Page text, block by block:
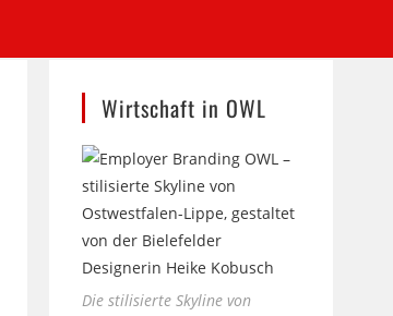
Wirtschaft in OWL
Die stilisierte Skyline von